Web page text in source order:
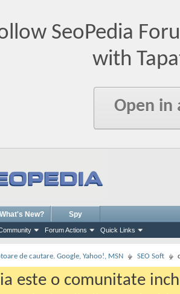
SeoPedia
with
Open in
Forum Actions Quick Links
What's New? Spy
de cautare. Google, Yahoo!, MSN SEO Soft
este o comunitate